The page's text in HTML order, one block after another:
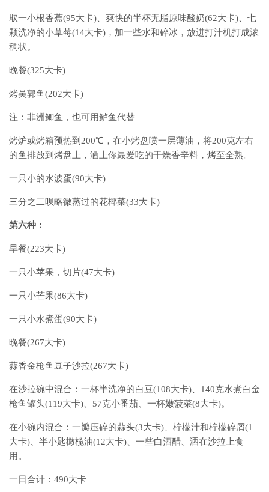
取一小根香蕉(95大卡)、爽快的半杯无脂原味酸奶(62大卡)、七
颗洗净的小草莓(14大卡)，加一些水和碎冰，放进打汁机打成浓
稠状。
晚餐(325大卡)
烤吴郭鱼(202大卡)
注：非洲鲫鱼，也可用鲈鱼代替
烤炉或烤箱预热到200℃，在小烤盘喷一层薄油，将200克左右
的鱼排放到烤盘上，洒上你最爱吃的干燥香辛料，烤至全熟。
一只小的水波蛋(90大卡)
三分之二呗略微蒸过的花椰菜(33大卡)
第六种：
早餐(223大卡)
一只小苹果，切片(47大卡)
一只小芒果(86大卡)
一只小水煮蛋(90大卡)
晚餐(267大卡)
蒜香金枪鱼豆子沙拉(267大卡)
在沙拉碗中混合：一杯半洗净的白豆(108大卡)、140克水煮白金
枪鱼罐头(119大卡)、57克小番茄、一杯嫩菠菜(8大卡)。
在小碗内混合：一瓣压碎的蒜头(3大卡)、柠檬汁和柠檬碎屑(1
大卡)、半小匙橄榄油(12大卡)、一些白酒醋、洒在沙拉上食
用。
一日合计：490大卡